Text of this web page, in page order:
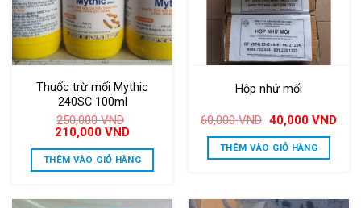
Thuốc trừ mối Mythic
240SC 100ml
250,000VND
Giá
là:
250,000 VND.
210,000 VNDGiá
tại
là:
210,000 VND.
THÊM VÀO GIỎ HÀNG
Hộp nhử mối
60,000VND Giá
gốc
là:
60,000 VND.
40,000 VNDGiá
THÊM VÀO GIỎ HÀNG